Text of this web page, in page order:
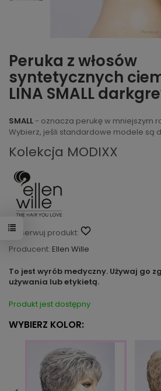
Peruka z włosów
syntetycznych
LINA SMALL
SMALL - oznacza perukę w mniejszym
Wybierz, jeśli standardowe modele są
Kolekcja MODIXX
Obserwuj produkt:
Producent: Ellen Wille
To jest wyrób medyczny. Używaj go
używania lub etykietą.
Produkt jest dostępny
WYBIERZ KOLOR: